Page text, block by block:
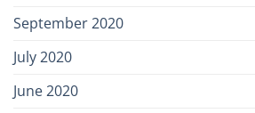
September 2020
July 2020
June 2020